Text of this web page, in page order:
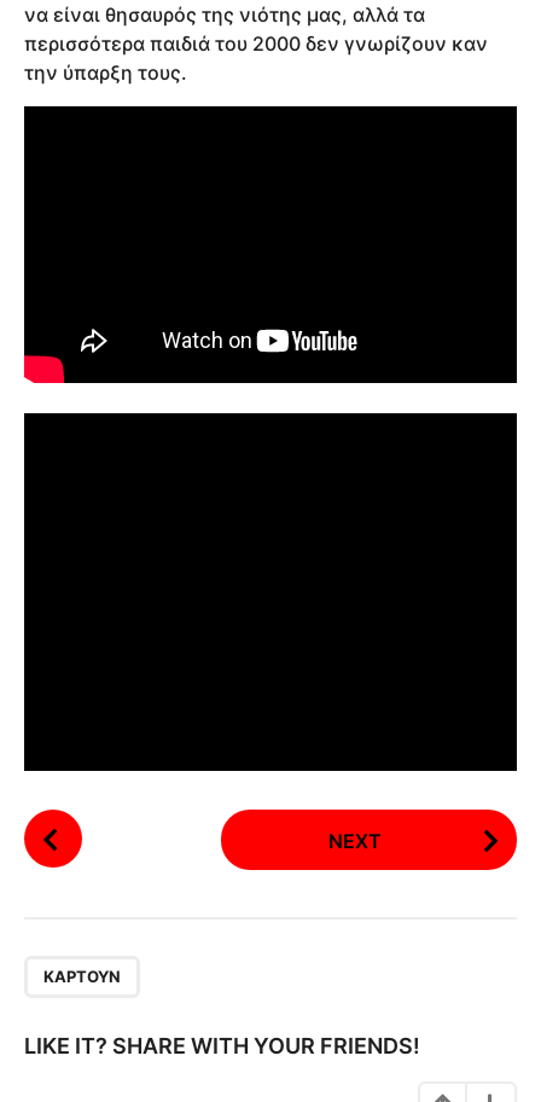
να είναι θησαυρός της νιότης μας, αλλά τα
περισσότερα παιδιά του 2000 δεν γνωρίζουν καν
την ύπαρξη τους.
P
o
i
NEXT
ΚΑΡΤΟΎΝ
LIKE IT? SHARE WITH YOUR FRIENDS!